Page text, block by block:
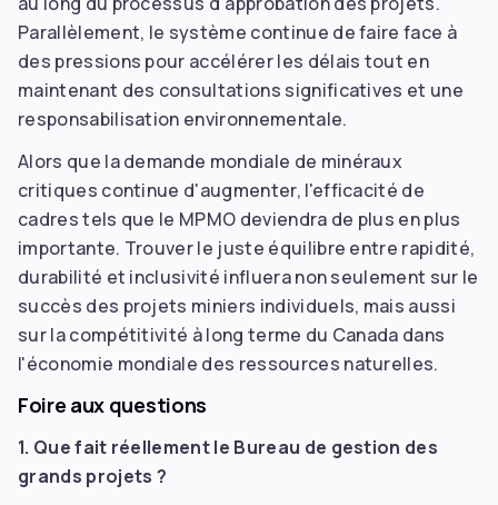
Parallèlement, le système continue de faire face à
des pressions pour accélérer les délais tout en
maintenant des consultations significatives et une
responsabilisation environnementale.
Alors que la demande mondiale de minéraux
critiques continue d'augmenter, l'efficacité de
cadres tels que le MPMO deviendra de plus en plus
importante. Trouver le juste équilibre entre rapidité,
durabilité et inclusivité influera non seulement sur le
succès des projets miniers individuels, mais aussi
sur la compétitivité à long terme du Canada dans
l'économie mondiale des ressources naturelles.
Foire aux questions
1. Que fait réellement le Bureau de gestion des
grands projets ?